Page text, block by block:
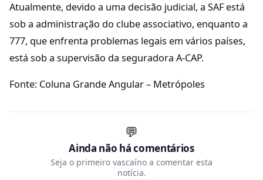
Atualmente, devido a uma decisão judicial, a SAF está
sob a administração do clube associativo, enquanto a
777, que enfrenta problemas legais em vários países,
está sob a supervisão da seguradora A-CAP.
Fonte: Coluna Grande Angular – Metrópoles
💬
Ainda não há comentários
Seja o primeiro vascaíno a comentar esta
notícia.